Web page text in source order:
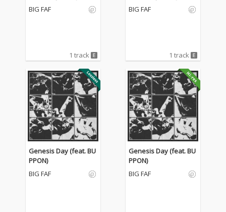
o)
BIG FAF
1 track
o)
BIG FAF
1 track
Genesis Day (feat. BU
PPON)
BIG FAF
Genesis Day (feat. BU
PPON)
BIG FAF